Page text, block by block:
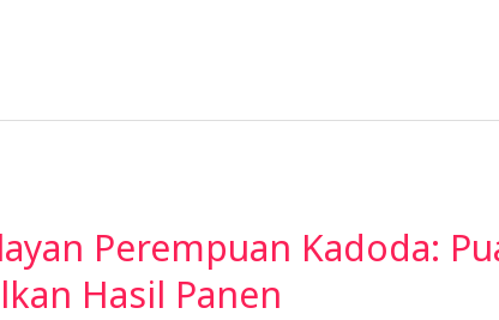
Perempuan Kadoda:
Hasil Panen